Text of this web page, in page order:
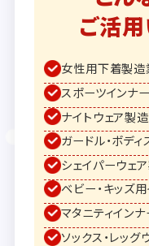
ご活用
女性用下着製造
スポーツインナ
ナイトウェア製
ガードル・ボデ
シェイパーウェ
ベビー・キッズ
マタニティイン
ソックス・レッ